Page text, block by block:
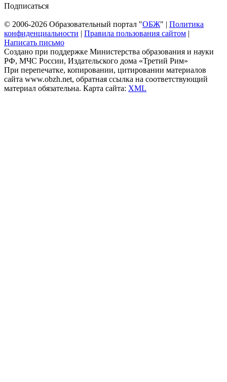
Подписаться
© 2006-2026 Образовательный портал "ОБЖ" | Политика
конфиденциальности | Правила пользования сайтом |
Написать письмо
Создано при поддержке Министерства образования и науки
РФ, МЧС России, Издательского дома «Третий Рим»
При перепечатке, копировании, цитировании материалов
сайта www.obzh.net, обратная ссылка на соответствующий
материал обязательна. Карта сайта: XML